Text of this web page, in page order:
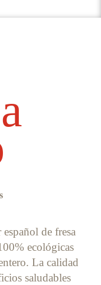
de fresa
ecológicas
La calidad
saludables